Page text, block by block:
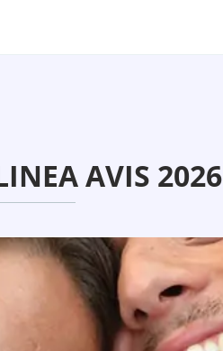
AVIS 2026